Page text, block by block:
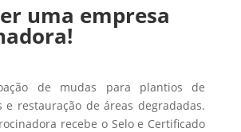
uma empresa
de mudas para plantios de
e restauração de áreas degradadas.
recebe o Selo e Certificado